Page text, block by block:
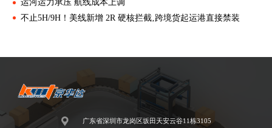
运河运力承压 航线成本上调
不止5H/9H！美线新增 2R 硬核拦截‚跨境货起运港直接禁装
广东省深圳市龙岗区坂田天安云谷11栋3105